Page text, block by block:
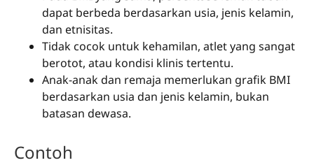
dapat berbeda berdasarkan usia, jenis kelamin,
dan etnisitas.
Tidak cocok untuk kehamilan, atlet yang sangat
berotot, atau kondisi klinis tertentu.
Anak-anak dan remaja memerlukan grafik BMI
berdasarkan usia dan jenis kelamin, bukan
batasan dewasa.
Contoh